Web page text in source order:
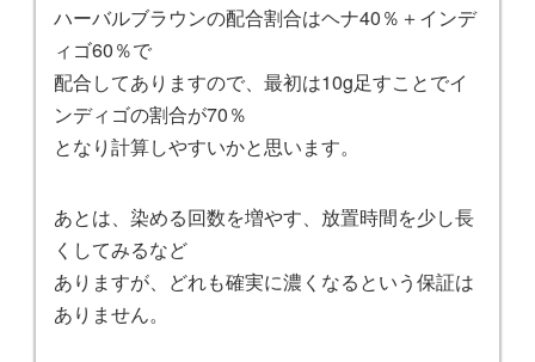
ハーバルブラウンの配合割合はヘナ40％＋インデ
ィゴ60％で
配合してありますので、最初は10g足すことでイ
ンディゴの割合が70％
となり計算しやすいかと思います。
あとは、染める回数を増やす、放置時間を少し長
くしてみるなど
ありますが、どれも確実に濃くなるという保証は
ありません。